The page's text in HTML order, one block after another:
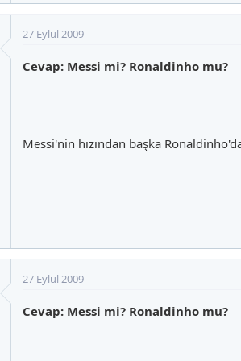
27 Eylül 2009
Cevap: Messi mi? Ronaldinho mu?
Messi'nin hızından başka
27 Eylül 2009
Cevap: Messi mi? Ronaldinho mu?